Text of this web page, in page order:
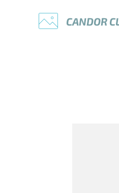
CANDOR